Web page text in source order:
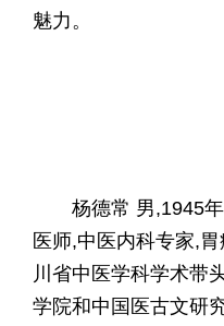
魅力。
杨德常 男,1945
医师,中医内科专家,
川省中医学科学术带
学院和中国医古文研